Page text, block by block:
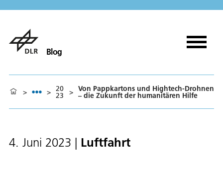
Blog
> > 20
23 > Von Pappkartons und Hightech-Drohnen
– die Zukunft der humanitären Hilfe
4. Juni 2023 | Luftfahrt